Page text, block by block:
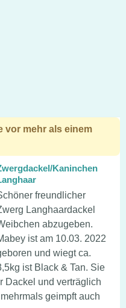
vor mehr als einem
Kaninchen
freundlicher
Langhaardackel
abzugeben.
ist am 10.03. 2022
und wiegt ca.
ist Black & Tan. Sie
Dackel und verträglich
geimpft auch